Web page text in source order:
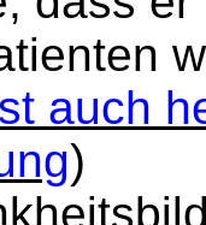
auch
)